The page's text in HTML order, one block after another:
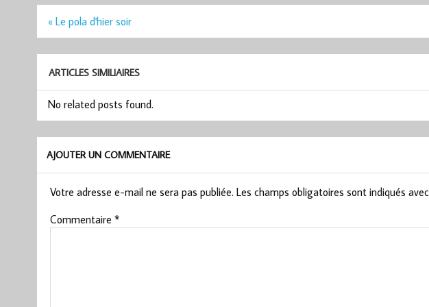
Navigation
« Le pola d'hier soir
ARTICLES SIMILIAIRES
No related posts found.
AJOUTER UN COMMENTAIRE
Votre adresse e-mail ne sera pas publiée. Les champs obligatoires sont indiqués avec
Commentaire *